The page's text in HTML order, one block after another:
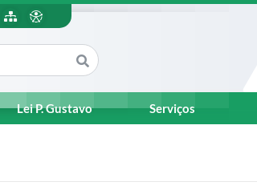
Lei P. Gustavo Serviços